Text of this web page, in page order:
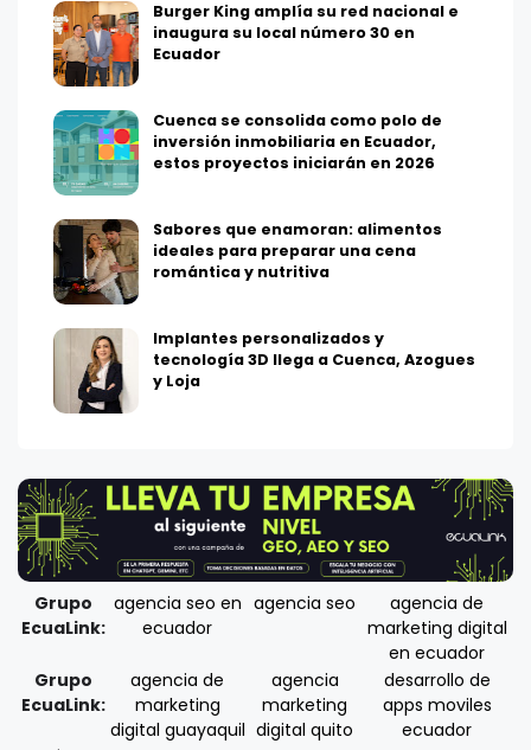
Burger King amplía su red nacional e
inaugura su local número 30 en
Ecuador
Cuenca se consolida como polo de
inversión inmobiliaria en Ecuador,
estos proyectos iniciarán en 2026
Sabores que enamoran: alimentos
ideales para preparar una cena
romántica y nutritiva
Implantes personalizados y
tecnología 3D llega a Cuenca, Azogues
y Loja
Grupo
EcuaLink:
agencia seo en
ecuador
agencia seo
agencia de
marketing digital
en ecuador
Grupo
EcuaLink:
agencia de
marketing
digital guayaquil
agencia
marketing
digital quito
desarrollo de
apps moviles
ecuador